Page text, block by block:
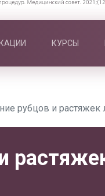
КУРСЫ
рубцов и растяжек